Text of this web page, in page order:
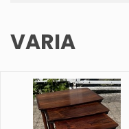
VARIA